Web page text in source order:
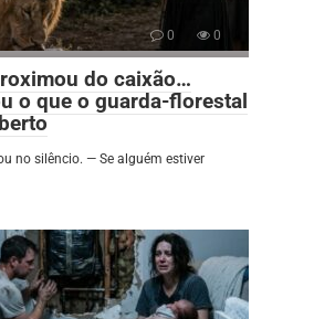
0 0
do caixão…
o que o guarda-florestal
no silêncio. — Se alguém estiver